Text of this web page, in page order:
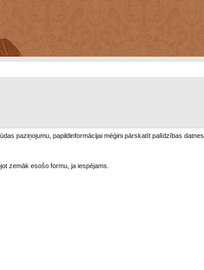
paziņojumu, papildinformācijai mēģini pārskatīt palīdzības datnes.
zemāk esošo formu, ja iespējams.